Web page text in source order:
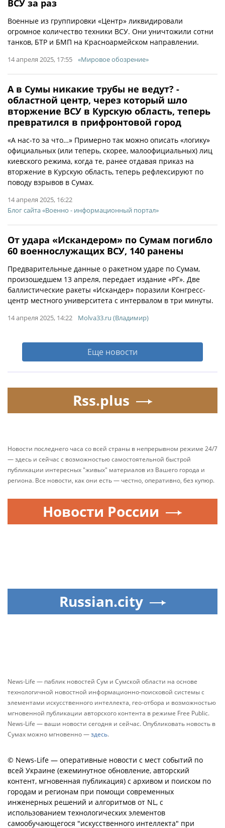
ВСУ за раз
Военные из группировки «Центр» ликвидировали
огромное количество техники ВСУ. Они уничтожили сотни
танков, БТР и БМП на Красноармейском направлении.
14 апреля 2025, 17:55 «Мировое обозрение»
А в Сумы никакие трубы не ведут? -
областной центр, через который шло
вторжение ВСУ в Курскую область, теперь
превратился в прифронтовой город
«А нас-то за что…» Примерно так можно описать «логику»
официальных (или теперь, скорее, малоофициальных) лиц
киевского режима, когда те, ранее отдавая приказ на
вторжение в Курскую область, теперь рефлексируют по
поводу взрывов в Сумах.
14 апреля 2025, 16:22
Блог сайта «Военно - информационный портал»
От удара «Искандером» по Сумам погибло
60 военнослужащих ВСУ, 140 ранены
Предварительные данные о ракетном ударе по Сумам,
произошедшем 13 апреля, передает издание «РГ». Две
баллистические ракеты «Искандер» поразили Конгресс-
центр местного университета с интервалом в три минуты.
14 апреля 2025, 14:22 Molva33.ru (Владимир)
Еще новости
Rss.plus
Новости последнего часа со всей страны в непрерывном режиме 24/7
— здесь и сейчас с возможностью самостоятельной быстрой
публикации интересных "живых" материалов из Вашего города и
региона. Все новости, как они есть — честно, оперативно, без купюр.
Новости России
Russian.city
News-Life — паблик новостей Сум и Сумской области на основе
технологичной новостной информационно-поисковой системы с
элементами искусственного интеллекта, гео-отбора и возможностью
мгновенной публикации авторского контента в режиме Free Public.
News-Life — ваши новости сегодня и сейчас. Опубликовать новость в
Сумах можно мгновенно —здесь.
© News-Life — оперативные новости с мест событий по
всей Украине (ежеминутное обновление, авторский
контент, мгновенная публикация) с архивом и поиском по
городам и регионам при помощи современных
инженерных решений и алгоритмов от NL, с
использованием технологических элементов
самообучающегося "искусственного интеллекта" при